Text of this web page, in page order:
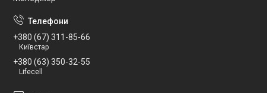
+380 (67) 311-85-66
Київстар
+380 (63) 350-32-55
Lifecell